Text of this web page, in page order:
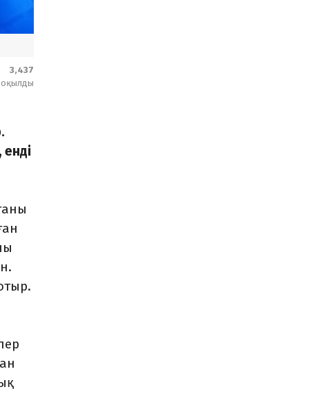
3,437
оқылды